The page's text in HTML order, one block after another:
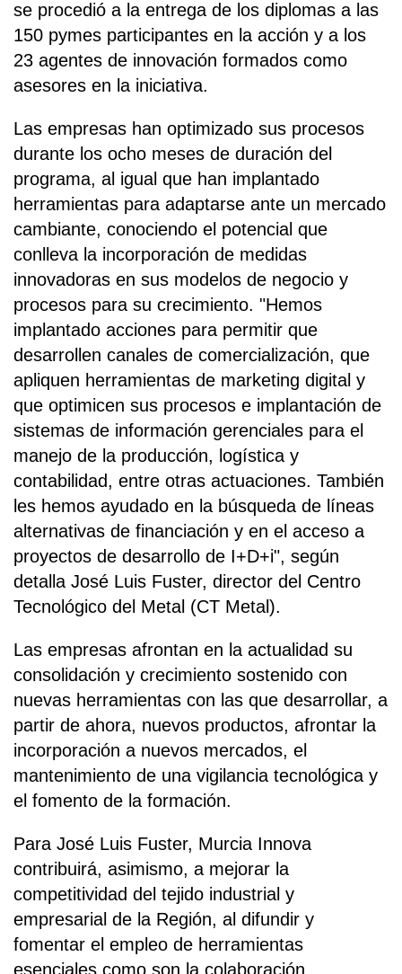
se procedió a la entrega de los diplomas a las
150 pymes participantes en la acción y a los
23 agentes de innovación formados como
asesores en la iniciativa.
Las empresas han optimizado sus procesos
durante los ocho meses de duración del
programa, al igual que han implantado
herramientas para adaptarse ante un mercado
cambiante, conociendo el potencial que
conlleva la incorporación de medidas
innovadoras en sus modelos de negocio y
procesos para su crecimiento. "Hemos
implantado acciones para permitir que
desarrollen canales de comercialización, que
apliquen herramientas de marketing digital y
que optimicen sus procesos e implantación de
sistemas de información gerenciales para el
manejo de la producción, logística y
contabilidad, entre otras actuaciones. También
les hemos ayudado en la búsqueda de líneas
alternativas de financiación y en el acceso a
proyectos de desarrollo de I+D+i", según
detalla José Luis Fuster, director del Centro
Tecnológico del Metal (CT Metal).
Las empresas afrontan en la actualidad su
consolidación y crecimiento sostenido con
nuevas herramientas con las que desarrollar, a
partir de ahora, nuevos productos, afrontar la
incorporación a nuevos mercados, el
mantenimiento de una vigilancia tecnológica y
el fomento de la formación.
Para José Luis Fuster, Murcia Innova
contribuirá, asimismo, a mejorar la
competitividad del tejido industrial y
empresarial de la Región, al difundir y
fomentar el empleo de herramientas
esenciales como son la colaboración